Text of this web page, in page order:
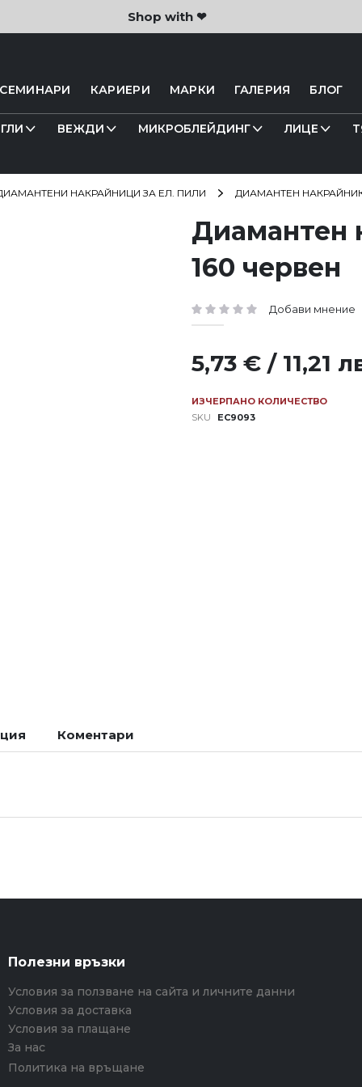
Shop with ❤
КАРИЕРИ МАРКИ ГАЛЕРИЯ БЛОГ
ВЕЖДИ МИКРОБЛЕЙДИНГ ЛИЦЕ
НАКРАЙНИЦИ ЗА ЕЛ. ПИЛИ ДИАМАНТЕН НАКРАЙНИК
Диамантен
160 червен
рейтинг: Добави мнение
ИЗЧЕРПАНО КОЛИЧЕСТВО
SKU
EC9093
5,73 € / 11,21
Коментари
Полезни връзки
Условия за ползване на сайта и личните данни
Условия за доставка
Условия за плащане
За нас
Политика на връщане